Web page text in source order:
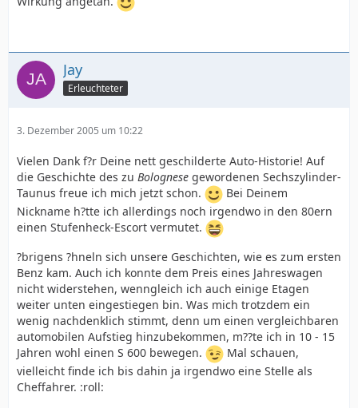
Jay
Erleuchteter
3. Dezember 2005 um 10:22
Vielen Dank f?r Deine nett geschilderte Auto-Historie! Auf
die Geschichte des zu Bolognese gewordenen Sechszylinder-
Taunus freue ich mich jetzt schon.
Bei Deinem
Nickname h?tte ich allerdings noch irgendwo in den 80ern
einen Stufenheck-Escort vermutet.
?brigens ?hneln sich unsere Geschichten, wie es zum ersten
Benz kam. Auch ich konnte dem Preis eines Jahreswagen
nicht widerstehen, wenngleich ich auch einige Etagen
weiter unten eingestiegen bin. Was mich trotzdem ein
wenig nachdenklich stimmt, denn um einen vergleichbaren
automobilen Aufstieg hinzubekommen, m??te ich in 10 - 15
Jahren wohl einen S 600 bewegen.
Mal schauen,
vielleicht finde ich bis dahin ja irgendwo eine Stelle als
Cheffahrer. :roll: